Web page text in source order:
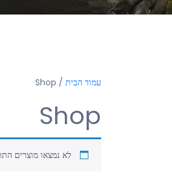
עמוד הבית / Shop
Shop
לא נמצאו מוצרים